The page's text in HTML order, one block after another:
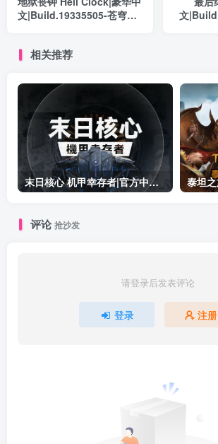
文|Build.19335505-苍穹堕
文
相关推荐
末日核心 机甲幸存者|官方中文|Build.19601158|解压即撸|
评论抢沙发
请登录后发表评论
登录 注册